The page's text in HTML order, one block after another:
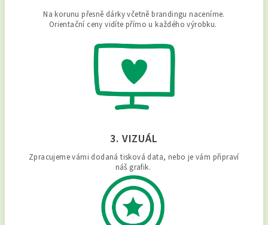
Na korunu přesně dárky včetně brandingu naceníme.
Orientační ceny vidíte přímo u každého výrobku.
3. VIZUÁL
Zpracujeme vámi dodaná tisková data, nebo je vám připraví
náš grafik.